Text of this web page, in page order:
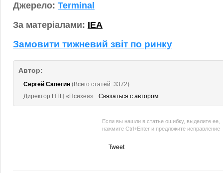
Джерело: Terminal
За матеріалами: IEA
Замовити тижневий звіт по ринку
Автор:
Сергей Сапегин (Всего статей: 3372)
Директор НТЦ «Психея»
Связаться с автором
Если вы нашли в статье ошибку, выделите ее,
нажмите Ctrl+Enter и предложите исправление
Tweet